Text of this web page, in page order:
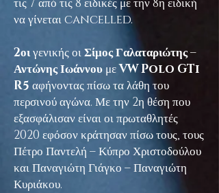
να γίνεται cancelled.
2οιγενικής οιΣίμος Γαλαταριώτης –
Αντώνης Ιωάννου μεVW Polo GTi
R5 αφήνοντας πίσω τα λάθη του
περσινού αγώνα. Με την 2η θέση που
εξασφάλισαν είναι οι πρωταθλητές
2020 εφόσον κράτησαν πίσω τους, τους
Πέτρο Παντελή – Κύπρο Χριστοδούλου
και Παναγιώτη Γιάγκο – Παναγιώτη
Κυριάκου.